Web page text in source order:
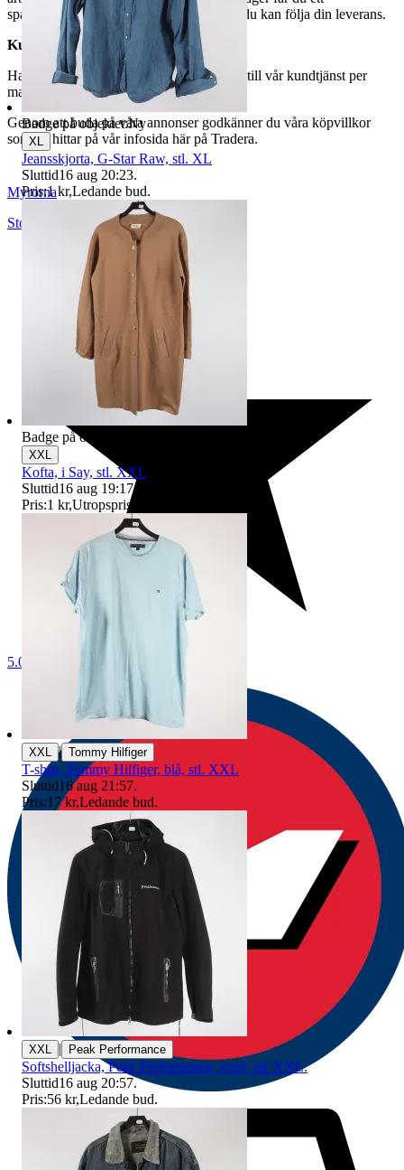
spårningsnummer av DSV inom kort där du kan följa din leverans.
Kundservice
Har du frågor eller funderingar hör av dig till vår kundtjänst per
mail:
webbshop@myrorna.se.
Genom att buda på våra annonser godkänner du våra köpvillkor
som du hittar på vår infosida här på Tradera.
Myrorna
Stockholm
Sverige
5.0
Badge på objektet:Ny
XL
Jeansskjorta, G-Star Raw, stl. XL
Sluttid16 aug 20:23.
Pris:1 kr,Ledande bud.
Badge på objektet:
XXL
Kofta, i Say, stl. XXL
Sluttid16 aug 19:17.
Pris:1 kr,Utropspris
XXL | Tommy Hilfiger
T-shirt, Tommy Hilfiger, blå, stl. XXL
Sluttid16 aug 21:57.
Pris:17 kr,Ledande bud.
XXL | Peak Performance
Softshelljacka, Peak Performance, svart, stl. XXL.
Sluttid16 aug 20:57.
Pris:56 kr,Ledande bud.